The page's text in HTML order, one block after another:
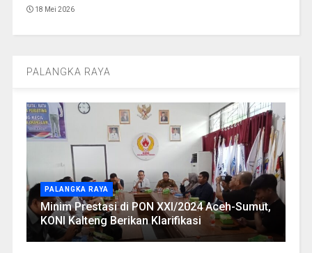
18 Mei 2026
PALANGKA RAYA
PALANGKA RAYA
Minim Prestasi di PON XXI/2024 Aceh-Sumut,
KONI Kalteng Berikan Klarifikasi